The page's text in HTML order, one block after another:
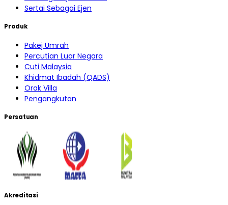
Sertai Sebagai Ejen
Produk
Pakej Umrah
Percutian Luar Negara
Cuti Malaysia
Khidmat Ibadah (QADS)
Orak Villa
Pengangkutan
Persatuan
Akreditasi